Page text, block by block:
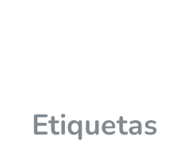
Etiquetas